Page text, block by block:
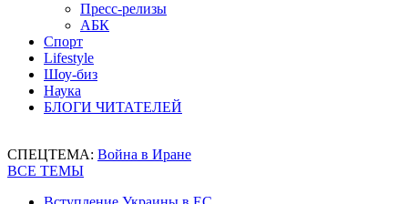
Пресс-релизы
АБК
Спорт
Lifestyle
Шоу-биз
Наука
БЛОГИ ЧИТАТЕЛЕЙ
СПЕЦТЕМА: Война в Иране
ВСЕ ТЕМЫ